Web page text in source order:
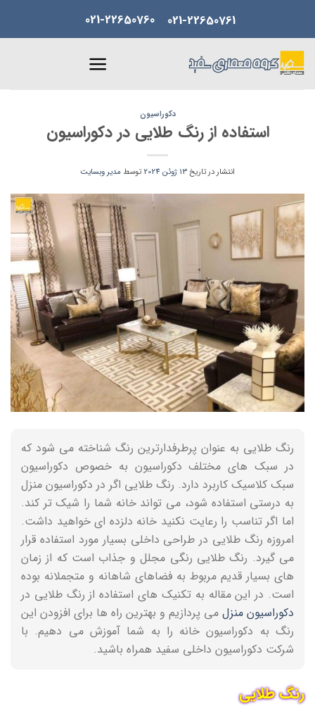
content
021-22650760 021-22650761
دکوراسیون
استفاده از رنگ طلایی در دکوراسیون
انتشار در تاریخ13 ژوئن 2024 توسط مدیر وبسایت
رنگ طلایی به عنوان پرطرفدارترین رنگ شناخته می شود که
در سبک های مختلف دکوراسیون به خصوص دکوراسیون
سبک کلاسیک کاربرد دارد. رنگ طلایی اگر در دکوراسیون منزل
به درستی استفاده شود، می تواند خانه شما را شیک تر کند.
اما اگر تناسب را رعایت نکنید خانه دلزده ای خواهید داشت.
امروزه رنگ طلایی در طراحی داخلی بسیار مورد استفاده قرار
می گیرد. رنگ طلایی رنگی مجلل و جذاب است که از زمان
های بسیار قدیم مربوط به فضاهای شاهانه و متجملانه بوده
است. در این مقاله به تکنیک های استفاده از رنگ طلایی در
دکوراسیون منزل می پردازیم و بهترین راه ها برای افزودن این
رنگ به دکوراسیون خانه را به شما آموزش می دهیم. با
شرکت دکوراسیون داخلی سفید همراه باشید.
رنگ طلایی